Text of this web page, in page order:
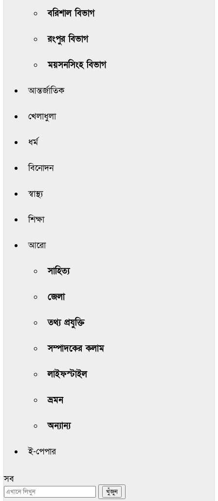
বরিশাল বিভাগ
রংপুর বিভাগ
ময়সনসিংহ বিভাগ
আন্তর্জাতিক
খেলাধুলা
ধর্ম
বিনোদন
স্বাস্থ্য
শিক্ষা
আরো
সাহিত্য
জেলা
তথ্য প্রযুক্তি
সম্পাদকের কলাম
লাইফস্টাইল
ভ্রমন
অন্যান্য
ই-পেপার
সব